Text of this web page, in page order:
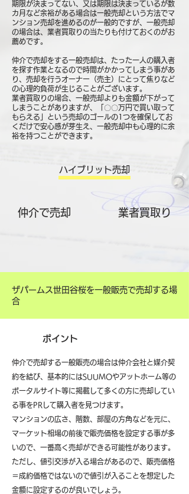
期限が決まってない、又は期限は決まっているが数
カ月など余裕がある場合は一般売却という方法でマ
ンション売却を進めるのが一般的ですが、一般売却
の場合は、業者買取りの当たりも付けておくのがお
薦めです。
仲介で売却をする一般売却は、たった一人の購入者
を探す作業となるので時間がかかってしまう事があ
り、売却を行うオーナー（売主）にとって焦りなど
の心理的負荷が生じることがございます。
業者買取りの場合、一般売却よりも金額が下がって
しまうことがありますが、「〇〇万円で買い取って
もらえる」という売却のゴールの1つを確保してお
くだけで安心感が芽生え、一般売却中も心理的に余
裕を持つことができます。
ハイブリット売却
仲介で売却 ​業者買取り
ザパームス世田谷桜を一般販売で売却する場
合
ポイント
仲介で売却する一般販売の場合は仲介会社と媒介契
約を結び、基本的にはSUUMOやアットホーム等の
ポータルサイト等に掲載して多くの方に売却してい
る事をPRして購入者を見つけます。
マンションの広さ、階数、部屋の方角などを元に、
マーケット相場の前後で販売価格を設定する事が多
いので、一番高く売却ができる可能性があります。
ただし、値引交渉が入る場合があるので、販売価格
＝成約価格ではないので値引が入ることを想定した
金額に設定するのが良いでしょう。